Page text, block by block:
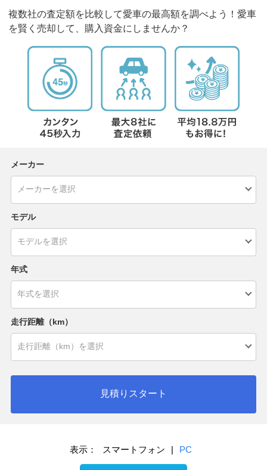
複数社の査定額を比較して愛車の最高額を調べよう！愛車
を賢く売却して、購入資金にしませんか？
メーカー
モデル
年式
走行距離（km）
見積りスタート
表示： スマートフォン | PC